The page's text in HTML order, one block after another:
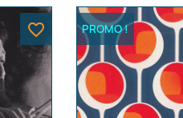
favorite_border PROMO !